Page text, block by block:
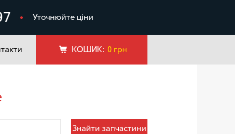
Уточнюйте ціни
КОШИК: 0грн
Знайти запчастини